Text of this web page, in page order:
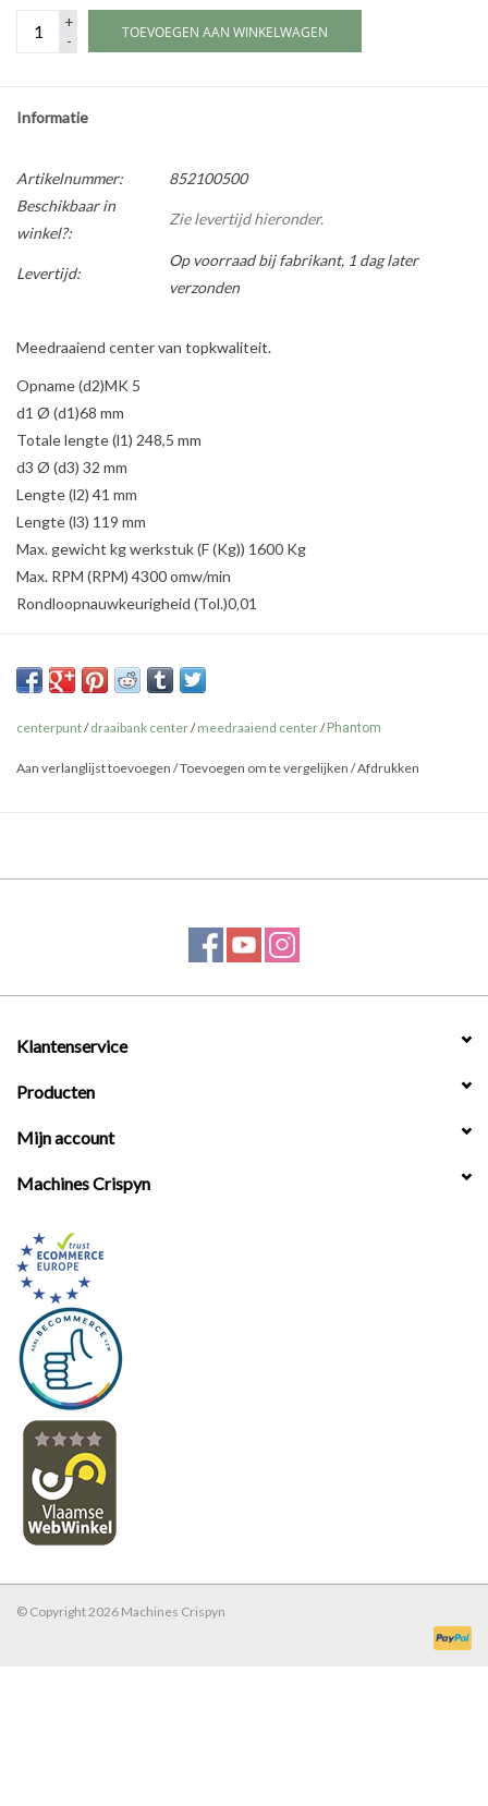
Cadeaubonnen &
Relatiegeschenken |
Onderdelen |
Oliën & Smeermiddelen |
TIPS & KENNIS
+
-
TOEVOEGEN AAN WINKELWAGEN
Informatie
Artikelnummer:
852100500
Beschikbaar in
winkel?:
Zie levertijd hieronder.
Levertijd:
Op voorraad bij fabrikant, 1 dag later
verzonden
Meedraaiend center van topkwaliteit.
Opname (d2)MK 5
d1 Ø (d1)68 mm
Totale lengte (l1) 248,5 mm
d3 Ø (d3) 32 mm
Lengte (l2) 41 mm
Lengte (l3) 119 mm
Max. gewicht kg werkstuk (F (Kg)) 1600 Kg
Max. RPM (RPM) 4300 omw/min
Rondloopnauwkeurigheid (Tol.)0‚01
centerpunt/draaibank center/meedraaiend center/ Phantom
Aan verlanglijst toevoegen /Toevoegen om te vergelijken /Afdrukken
Klantenservice
Producten
Mijn account
Machines Crispyn
© Copyright 2026 Machines Crispyn